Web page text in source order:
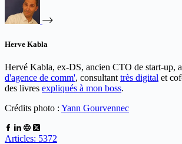
Herve Kabla
Hervé Kabla, ex-DS, ancien CTO de start-up,
d'agence de comm', consultant très digital et
des livres expliqués à mon boss.
Crédits photo : Yann Gourvennec
Articles: 5372